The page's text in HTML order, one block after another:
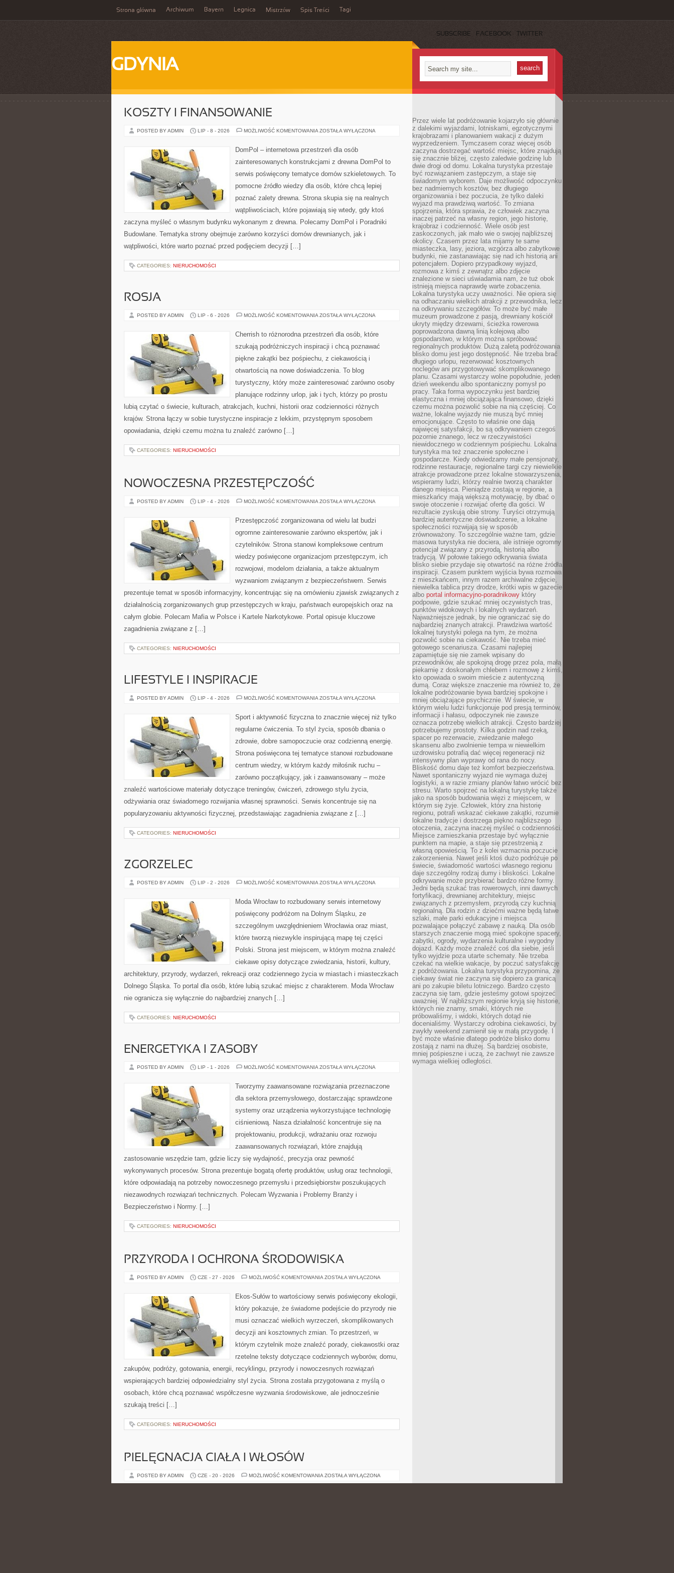
Strona główna Archiwum Bayern Legnica Mistrzów Spis Treści Tagi
SUBSCRIBE FACEBOOK TWITTER
GDYNIA
KOSZTY I FINANSOWANIE
POSTED BY ADMIN LIP - 8 - 2026 MOŻLIWOŚĆ KOMENTOWANIA KOSZTY
ZOSTAŁA WYŁĄCZONA
DomPol – internetowa przestrzeń dla osób
zainteresowanych konstrukcjami z drewna DomPol to
serwis poświęcony tematyce domów szkieletowych. To
pomocne źródło wiedzy dla osób, które chcą lepiej
poznać zalety drewna. Strona skupia się na realnych
wątpliwościach, które pojawiają się wtedy, gdy ktoś
zaczyna myśleć o własnym budynku wykonanym z drewna. Polecamy DomPol i Poradniki
Budowlane. Tematyka strony obejmuje zarówno korzyści domów drewnianych, jak i
wątpliwości, które warto poznać przed podjęciem decyzji […]
CATEGORIES: NIERUCHOMOŚCI
ROSJA
POSTED BY ADMIN LIP - 6 - 2026 MOŻLIWOŚĆ KOMENTOWANIA ROSJA
ZOSTAŁA WYŁĄCZONA
Cherrish to różnorodna przestrzeń dla osób, które
szukają podróżniczych inspiracji i chcą poznawać
piękne zakątki bez pośpiechu, z ciekawością i
otwartością na nowe doświadczenia. To blog
turystyczny, który może zainteresować zarówno osoby
planujące rodzinny urlop, jak i tych, którzy po prostu
lubią czytać o świecie, kulturach, atrakcjach, kuchni, historii oraz codzienności różnych
krajów. Strona łączy w sobie turystyczne inspiracje z lekkim, przystępnym sposobem
opowiadania, dzięki czemu można tu znaleźć zarówno […]
CATEGORIES: NIERUCHOMOŚCI
NOWOCZESNA PRZESTĘPCZOŚĆ
POSTED BY ADMIN LIP - 4 - 2026 MOŻLIWOŚĆ KOMENTOWANIA NOWOCZESNA
ZOSTAŁA WYŁĄCZONA
Przestępczość zorganizowana od wielu lat budzi
ogromne zainteresowanie zarówno ekspertów, jak i
czytelników. Strona stanowi kompleksowe centrum
wiedzy poświęcone organizacjom przestępczym, ich
rozwojowi, modelom działania, a także aktualnym
wyzwaniom związanym z bezpieczeństwem. Serwis
prezentuje temat w sposób informacyjny, koncentrując się na omówieniu zjawisk związanych z
działalnością zorganizowanych grup przestępczych w kraju, państwach europejskich oraz na
całym globie. Polecam Mafia w Polsce i Kartele Narkotykowe. Portal opisuje kluczowe
zagadnienia związane z […]
CATEGORIES: NIERUCHOMOŚCI
LIFESTYLE I INSPIRACJE
POSTED BY ADMIN LIP - 4 - 2026 MOŻLIWOŚĆ KOMENTOWANIA LIFESTYLE
ZOSTAŁA WYŁĄCZONA
Sport i aktywność fizyczna to znacznie więcej niż tylko
regularne ćwiczenia. To styl życia, sposób dbania o
zdrowie, dobre samopoczucie oraz codzienną energię.
Strona poświęcona tej tematyce stanowi rozbudowane
centrum wiedzy, w którym każdy miłośnik ruchu –
zarówno początkujący, jak i zaawansowany – może
znaleźć wartościowe materiały dotyczące treningów, ćwiczeń, zdrowego stylu życia,
odżywiania oraz świadomego rozwijania własnej sprawności. Serwis koncentruje się na
popularyzowaniu aktywności fizycznej, przedstawiając zagadnienia związane z […]
CATEGORIES: NIERUCHOMOŚCI
ZGORZELEC
POSTED BY ADMIN LIP - 2 - 2026 MOŻLIWOŚĆ KOMENTOWANIA ZGORZELEC
ZOSTAŁA WYŁĄCZONA
Moda Wrocław to rozbudowany serwis internetowy
poświęcony podróżom na Dolnym Śląsku, ze
szczególnym uwzględnieniem Wrocławia oraz miast,
które tworzą niezwykle inspirującą mapę tej części
Polski. Strona jest miejscem, w którym można znaleźć
ciekawe opisy dotyczące zwiedzania, historii, kultury,
architektury, przyrody, wydarzeń, rekreacji oraz codziennego życia w miastach i miasteczkach
Dolnego Śląska. To portal dla osób, które lubią szukać miejsc z charakterem. Moda Wrocław
nie ogranicza się wyłącznie do najbardziej znanych […]
CATEGORIES: NIERUCHOMOŚCI
ENERGETYKA I ZASOBY
POSTED BY ADMIN LIP - 1 - 2026 MOŻLIWOŚĆ KOMENTOWANIA ENERGETYKA
ZOSTAŁA WYŁĄCZONA
Tworzymy zaawansowane rozwiązania przeznaczone
dla sektora przemysłowego, dostarczając sprawdzone
systemy oraz urządzenia wykorzystujące technologię
ciśnieniową. Nasza działalność koncentruje się na
projektowaniu, produkcji, wdrażaniu oraz rozwoju
zaawansowanych rozwiązań, które znajdują
zastosowanie wszędzie tam, gdzie liczy się wydajność, precyzja oraz pewność
wykonywanych procesów. Strona prezentuje bogatą ofertę produktów, usług oraz technologii,
które odpowiadają na potrzeby nowoczesnego przemysłu i przedsiębiorstw poszukujących
niezawodnych rozwiązań technicznych. Polecam Wyzwania i Problemy Branży i
Bezpieczeństwo i Normy. […]
CATEGORIES: NIERUCHOMOŚCI
PRZYRODA I OCHRONA ŚRODOWISKA
POSTED BY ADMIN CZE - 27 - 2026 MOŻLIWOŚĆ KOMENTOWANIA PRZYRODA
ŚRODOWISKA
ZOSTAŁA WYŁĄCZONA
Ekos-Sułów to wartościowy serwis poświęcony ekologii,
który pokazuje, że świadome podejście do przyrody nie
musi oznaczać wielkich wyrzeczeń, skomplikowanych
decyzji ani kosztownych zmian. To przestrzeń, w
którym czytelnik może znaleźć porady, ciekawostki oraz
rzetelne teksty dotyczące codziennych wyborów, domu,
zakupów, podróży, gotowania, energii, recyklingu, przyrody i nowoczesnych rozwiązań
wspierających bardziej odpowiedzialny styl życia. Strona została przygotowana z myślą o
osobach, które chcą poznawać współczesne wyzwania środowiskowe, ale jednocześnie
szukają treści […]
CATEGORIES: NIERUCHOMOŚCI
PIELĘGNACJA CIAŁA I WŁOSÓW
POSTED BY ADMIN CZE - 20 - 2026 MOŻLIWOŚĆ KOMENTOWANIA PIELĘGNACJA
ZOSTAŁA WYŁĄCZONA
Przez wiele lat podróżowanie kojarzyło się głównie
z dalekimi wyjazdami, lotniskami, egzotycznymi
krajobrazami i planowaniem wakacji z dużym
wyprzedzeniem. Tymczasem coraz więcej osób
zaczyna dostrzegać wartość miejsc, które znajdują
się znacznie bliżej, często zaledwie godzinę lub
dwie drogi od domu. Lokalna turystyka przestaje
być rozwiązaniem zastępczym, a staje się
świadomym wyborem. Daje możliwość odpoczynku
bez nadmiernych kosztów, bez długiego
organizowania i bez poczucia, że tylko daleki
wyjazd ma prawdziwą wartość. To zmiana
spojrzenia, która sprawia, że człowiek zaczyna
inaczej patrzeć na własny region, jego historię,
krajobraz i codzienność. Wiele osób jest
zaskoczonych, jak mało wie o swojej najbliższej
okolicy. Czasem przez lata mijamy te same
miasteczka, lasy, jeziora, wzgórza albo zabytkowe
budynki, nie zastanawiając się nad ich historią ani
potencjałem. Dopiero przypadkowy wyjazd,
rozmowa z kimś z zewnątrz albo zdjęcie
znalezione w sieci uświadamia nam, że tuż obok
istnieją miejsca naprawdę warte zobaczenia.
Lokalna turystyka uczy uważności. Nie opiera się
na odhaczaniu wielkich atrakcji z przewodnika, lecz
na odkrywaniu szczegółów. To może być małe
muzeum prowadzone z pasją, drewniany kościół
ukryty między drzewami, ścieżka rowerowa
poprowadzona dawną linią kolejową albo
gospodarstwo, w którym można spróbować
regionalnych produktów. Dużą zaletą podróżowania
blisko domu jest jego dostępność. Nie trzeba brać
długiego urlopu, rezerwować kosztownych
noclegów ani przygotowywać skomplikowanego
planu. Czasami wystarczy wolne popołudnie, jeden
dzień weekendu albo spontaniczny pomysł po
pracy. Taka forma wypoczynku jest bardziej
elastyczna i mniej obciążająca finansowo, dzięki
czemu można pozwolić sobie na nią częściej. Co
ważne, lokalne wyjazdy nie muszą być mniej
emocjonujące. Często to właśnie one dają
najwięcej satysfakcji, bo są odkrywaniem czegoś
pozornie znanego, lecz w rzeczywistości
niewidocznego w codziennym pośpiechu. Lokalna
turystyka ma też znaczenie społeczne i
gospodarcze. Kiedy odwiedzamy małe pensjonaty,
rodzinne restauracje, regionalne targi czy niewielkie
atrakcje prowadzone przez lokalne stowarzyszenia,
wspieramy ludzi, którzy realnie tworzą charakter
danego miejsca. Pieniądze zostają w regionie, a
mieszkańcy mają większą motywację, by dbać o
swoje otoczenie i rozwijać ofertę dla gości. W
rezultacie zyskują obie strony. Turyści otrzymują
bardziej autentyczne doświadczenie, a lokalne
społeczności rozwijają się w sposób
zrównoważony. To szczególnie ważne tam, gdzie
masowa turystyka nie dociera, ale istnieje ogromny
potencjał związany z przyrodą, historią albo
tradycją. W połowie takiego odkrywania świata
blisko siebie przydaje się otwartość na różne źródła
inspiracji. Czasem punktem wyjścia bywa rozmowa
z mieszkańcem, innym razem archiwalne zdjęcie,
niewielka tablica przy drodze, krótki wpis w gazecie
albo portal informacyjno-poradnikowy który
podpowie, gdzie szukać mniej oczywistych tras,
punktów widokowych i lokalnych wydarzeń.
Najważniejsze jednak, by nie ograniczać się do
najbardziej znanych atrakcji. Prawdziwa wartość
lokalnej turystyki polega na tym, że można
pozwolić sobie na ciekawość. Nie trzeba mieć
gotowego scenariusza. Czasami najlepiej
zapamiętuje się nie zamek wpisany do
przewodników, ale spokojną drogę przez pola, małą
piekarnię z doskonałym chlebem i rozmowę z kimś,
kto opowiada o swoim mieście z autentyczną
dumą. Coraz większe znaczenie ma również to, że
lokalne podróżowanie bywa bardziej spokojne i
mniej obciążające psychicznie. W świecie, w
którym wielu ludzi funkcjonuje pod presją terminów,
informacji i hałasu, odpoczynek nie zawsze
oznacza potrzebę wielkich atrakcji. Często bardziej
potrzebujemy prostoty. Kilka godzin nad rzeką,
spacer po rezerwacie, zwiedzanie małego
skansenu albo zwolnienie tempa w niewielkim
uzdrowisku potrafią dać więcej regeneracji niż
intensywny plan wyprawy od rana do nocy.
Bliskość domu daje też komfort bezpieczeństwa.
Nawet spontaniczny wyjazd nie wymaga dużej
logistyki, a w razie zmiany planów łatwo wrócić bez
stresu. Warto spojrzeć na lokalną turystykę także
jako na sposób budowania więzi z miejscem, w
którym się żyje. Człowiek, który zna historię
regionu, potrafi wskazać ciekawe zakątki, rozumie
lokalne tradycje i dostrzega piękno najbliższego
otoczenia, zaczyna inaczej myśleć o codzienności.
Miejsce zamieszkania przestaje być wyłącznie
punktem na mapie, a staje się przestrzenią z
własną opowieścią. To z kolei wzmacnia poczucie
zakorzenienia. Nawet jeśli ktoś dużo podróżuje po
świecie, świadomość wartości własnego regionu
daje szczególny rodzaj dumy i bliskości. Lokalne
odkrywanie może przybierać bardzo różne formy.
Jedni będą szukać tras rowerowych, inni dawnych
fortyfikacji, drewnianej architektury, miejsc
związanych z przemysłem, przyrodą czy kuchnią
regionalną. Dla rodzin z dziećmi ważne będą łatwe
szlaki, małe parki edukacyjne i miejsca
pozwalające połączyć zabawę z nauką. Dla osób
starszych znaczenie mogą mieć spokojne spacery,
zabytki, ogrody, wydarzenia kulturalne i wygodny
dojazd. Każdy może znaleźć coś dla siebie, jeśli
tylko wyjdzie poza utarte schematy. Nie trzeba
czekać na wielkie wakacje, by poczuć satysfakcję
z podróżowania. Lokalna turystyka przypomina, że
ciekawy świat nie zaczyna się dopiero za granicą
ani po zakupie biletu lotniczego. Bardzo często
zaczyna się tam, gdzie jesteśmy gotowi spojrzeć
uważniej. W najbliższym regionie kryją się historie,
których nie znamy, smaki, których nie
próbowaliśmy, i widoki, których dotąd nie
docenialiśmy. Wystarczy odrobina ciekawości, by
zwykły weekend zamienił się w małą przygodę. I
być może właśnie dlatego podróże blisko domu
zostają z nami na dłużej. Są bardziej osobiste,
mniej pośpieszne i uczą, że zachwyt nie zawsze
wymaga wielkiej odległości.